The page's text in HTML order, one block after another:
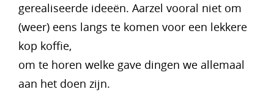
gerealiseerde ideeën. Aarzel vooral niet om
(weer) eens langs te komen voor een lekkere
kop koffie,
om te horen welke gave dingen we allemaal
aan het doen zijn.